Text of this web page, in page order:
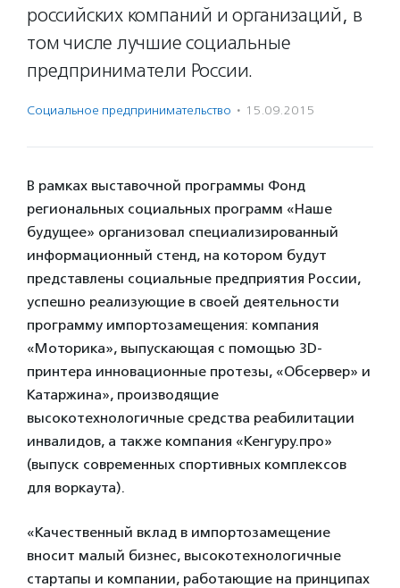
российских компаний и организаций, в
том числе лучшие социальные
предприниматели России.
Социальное предпри­нима­тель­ство · 15.09.2015
В рамках выставочной программы Фонд
региональных социальных программ «Наше
будущее» организовал специализированный
информационный стенд, на котором будут
представлены социальные предприятия России,
успешно реализующие в своей деятельности
программу импортозамещения: компания
«Моторика», выпускающая с помощью 3D-
принтера инновационные протезы, «Обсервер» и
Катаржина», производящие
высокотехнологичные средства реабилитации
инвалидов, а также компания «Кенгуру.про»
(выпуск современных спортивных комплексов
для воркаута).
«Качественный вклад в импортозамещение
вносит малый бизнес, высокотехнологичные
стартапы и компании, работающие на принципах